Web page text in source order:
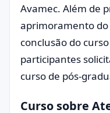
Avamec. Além de
aprimoramento
conclusão do
participantes
curso de pós-
Curso sobre